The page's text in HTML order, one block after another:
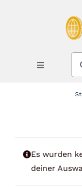
Toggle
Navigation
Es wurden
deiner